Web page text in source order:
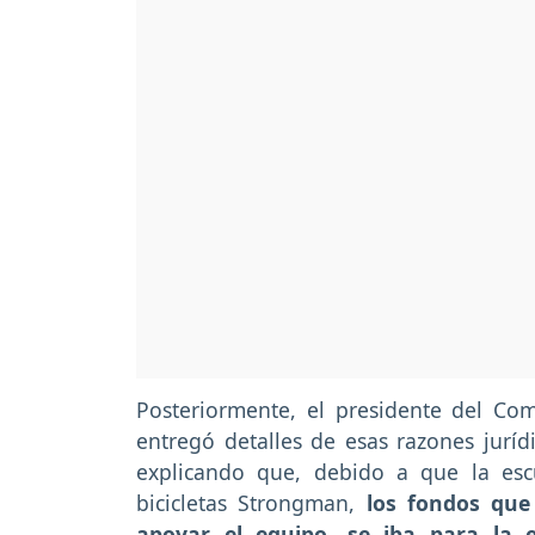
Posteriormente, el presidente del
entregó detalles de esas razones
explicando que, debido a que la
bicicletas Strongman, los fondos